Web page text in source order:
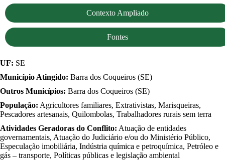
Contexto Ampliado
Fontes
UF: SE
Município Atingido: Barra dos Coqueiros (SE)
Outros Municípios: Barra dos Coqueiros (SE)
População: Agricultores familiares, Extrativistas, Marisqueiras,
Pescadores artesanais, Quilombolas, Trabalhadores rurais sem terra
Atividades Geradoras do Conflito: Atuação de entidades
governamentais, Atuação do Judiciário e/ou do Ministério Público,
Especulação imobiliária, Indústria química e petroquímica, Petróleo e
gás – transporte, Políticas públicas e legislação ambiental